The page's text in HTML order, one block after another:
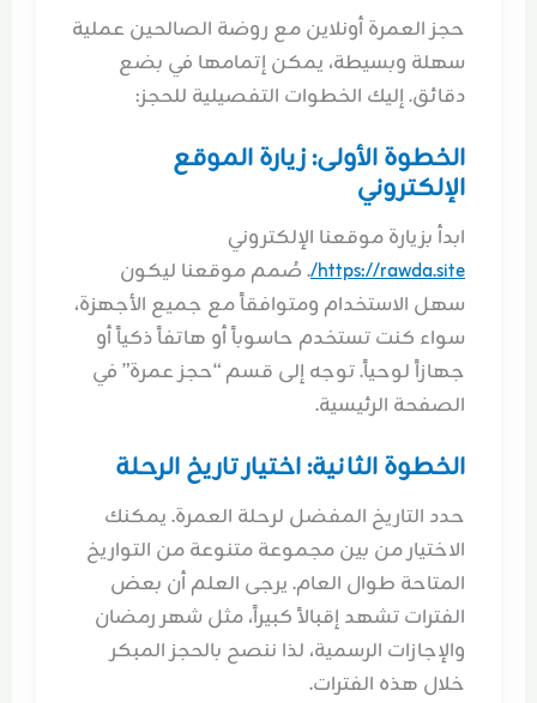
حجز العمرة أونلاين مع روضة الصالحين عملية
سهلة وبسيطة، يمكن إتمامها في بضع
دقائق. إليك الخطوات التفصيلية للحجز:
الخطوة الأولى: زيارة الموقع
الإلكتروني
ابدأ بزيارة موقعنا الإلكتروني
https://rawda.site/ . صُمم موقعنا ليكون
سهل الاستخدام ومتوافقاً مع جميع الأجهزة،
سواء كنت تستخدم حاسوباً أو هاتفاً ذكياً أو
جهازاً لوحياً. توجه إلى قسم “حجز عمرة” في
الصفحة الرئيسية.
الخطوة الثانية: اختيار تاريخ الرحلة
حدد التاريخ المفضل لرحلة العمرة. يمكنك
الاختيار من بين مجموعة متنوعة من التواريخ
المتاحة طوال العام. يرجى العلم أن بعض
الفترات تشهد إقبالاً كبيراً، مثل شهر رمضان
والإجازات الرسمية، لذا ننصح بالحجز المبكر
خلال هذه الفترات.